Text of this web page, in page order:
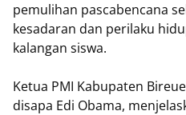
pemulihan pascabencana
kesadaran dan perilaku
kalangan siswa.
Ketua PMI Kabupaten
disapa Edi Obama,